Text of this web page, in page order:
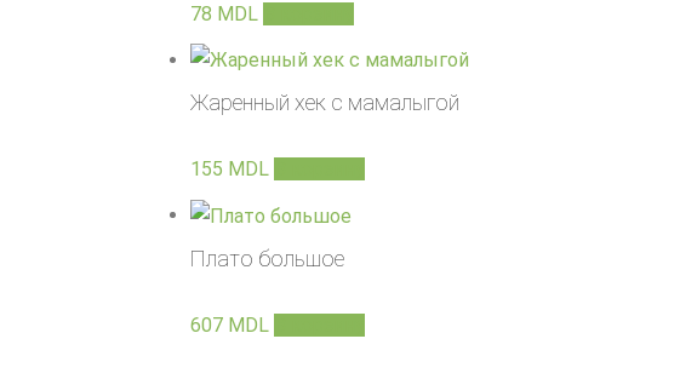
78 MDL
Жаренный хек с мамалыгой
155 MDL
Плато большое
607 MDL